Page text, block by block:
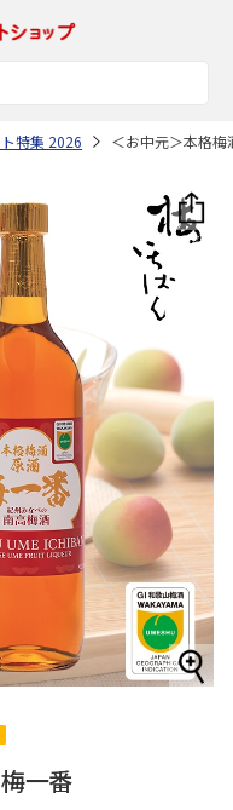
特集 2026 ＜お中元＞本格
一番